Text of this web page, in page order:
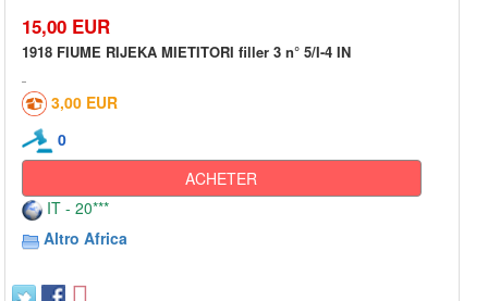
15,00 EUR
1918 FIUME RIJEKA MIETITORI filler 3 n° 5/I-4 IN
3,00 EUR
0
ACHETER
IT - 20***
Altro Africa